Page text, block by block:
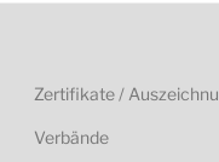
Zertifikate /
Verbände